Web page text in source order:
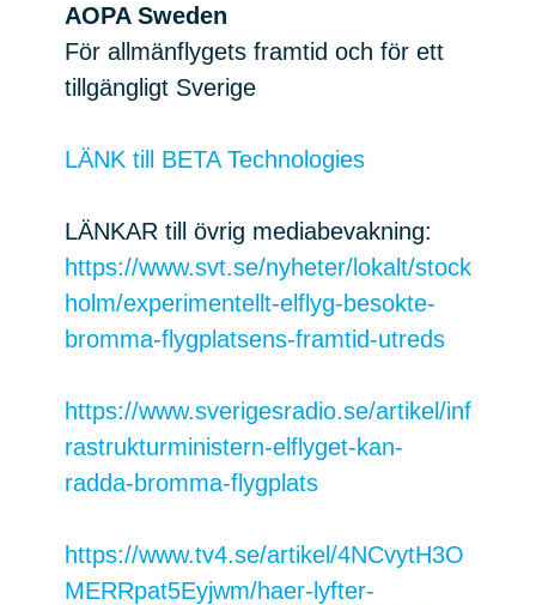
AOPA Sweden
För allmänflygets framtid och för ett
tillgängligt Sverige
LÄNK till BETA Technologies
LÄNKAR till övrig mediabevakning:
https://www.svt.se/nyheter/lokalt/stock
holm/experimentellt-elflyg-besokte-
bromma-flygplatsens-framtid-utreds
https://www.sverigesradio.se/artikel/inf
rastrukturministern-elflyget-kan-
radda-bromma-flygplats
https://www.tv4.se/artikel/4NCvytH3O
MERRpat5Eyjwm/haer-lyfter-